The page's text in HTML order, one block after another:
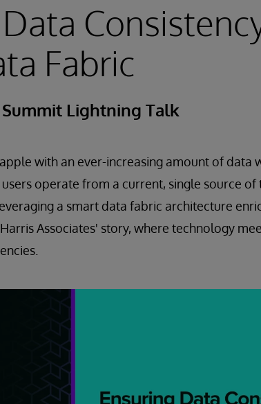
Fabric
Lightning Talk
with an ever-increasing amount of data
operate from a current, single source of
a smart data fabric architecture
Associates' story, where technology